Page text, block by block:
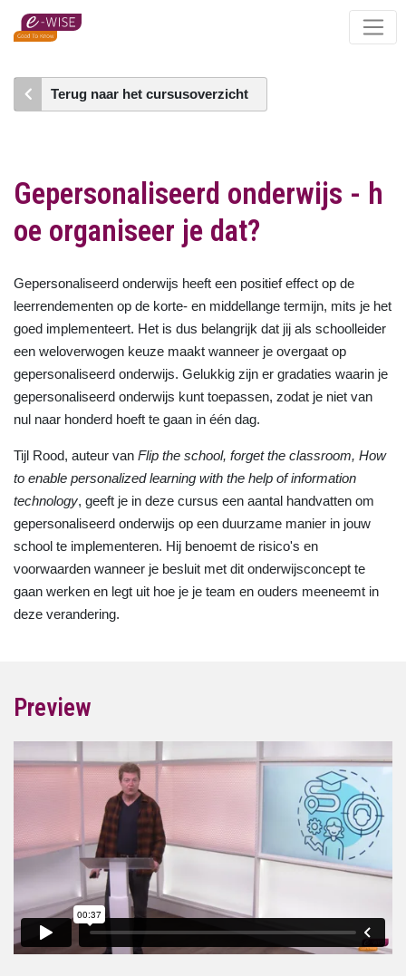
Skip
content
Terug naar het cursusoverzicht
Gepersonaliseerd onderwijs - h
oe organiseer je dat?
Gepersonaliseerd onderwijs heeft een positief effect op de
leerrendementen op de korte- en middellange termijn, mits je het
goed implementeert. Het is dus belangrijk dat jij als schoolleider
een weloverwogen keuze maakt wanneer je overgaat op
gepersonaliseerd onderwijs. Gelukkig zijn er gradaties waarin je
gepersonaliseerd onderwijs kunt toepassen, zodat je niet van
nul naar honderd hoeft te gaan in één dag.
Tijl Rood, auteur van Flip the school, forget the classroom, How
to enable personalized learning with the help of information
technology, geeft je in deze cursus een aantal handvatten om
gepersonaliseerd onderwijs op een duurzame manier in jouw
school te implementeren. Hij benoemt de risico's en
voorwaarden wanneer je besluit met dit onderwijsconcept te
gaan werken en legt uit hoe je je team en ouders meeneemt in
deze verandering.
Preview